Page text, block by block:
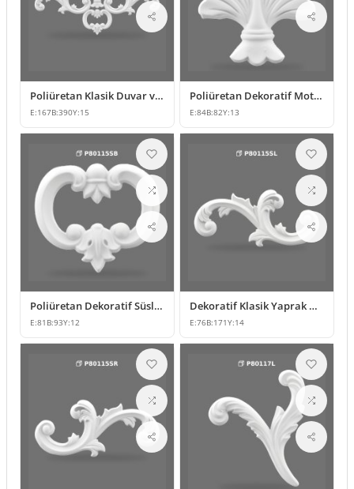
Poliüretan Klasik Duvar ve Mobilya Süsleme Modelleri
E:167B:390Y:15
Poliüretan Dekoratif Motif ve Süsleme Modelleri
E:84B:82Y:13
Poliüretan Dekoratif Süsleme ve Klasik Motifli Aplik Modeli
E:81 B:93Y:12
Dekoratif Klasik Yaprak Motifli Süsleme Modeli
E:76B:171Y:14